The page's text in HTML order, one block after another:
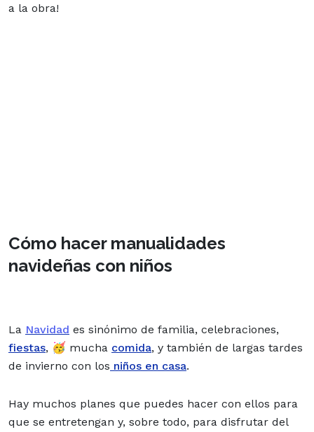
a la obra!
Cómo hacer manualidades
navideñas con niños
La Navidad es sinónimo de familia, celebraciones,
fiestas, 🥳 mucha comida, y también de largas tardes
de invierno con los niños en casa.
Hay muchos planes que puedes hacer con ellos para
que se entretengan y, sobre todo, para disfrutar del